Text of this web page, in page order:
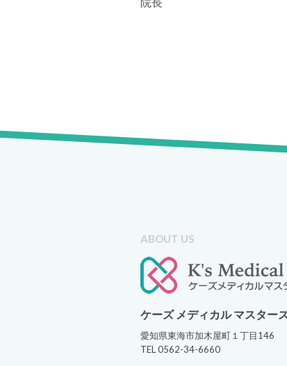
ABOUT US
ケーズ メディカル マスター
愛知県東海市加木屋町１丁目146
TEL 0562-34-6660